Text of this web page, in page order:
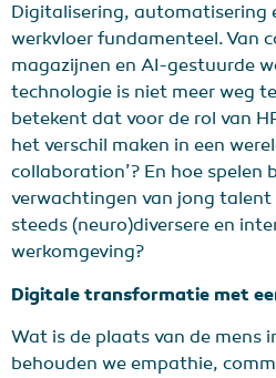
Digitalisering, automatisering
werkvloer fundamenteel. Van
magazijnen en AI-gestuurde
technologie is niet meer weg
betekent dat voor de rol van
het verschil maken in een
collaboration’? En hoe spelen
verwachtingen van jong talent
steeds (neuro)diversere en
werkomgeving?
Digitale transformatie met
Wat is de plaats van de mens
behouden we empathie,